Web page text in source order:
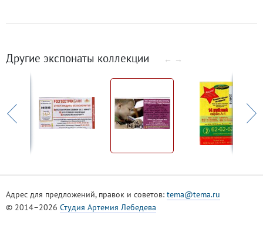
Другие экспонаты коллекции ← →
Адрес для предложений, правок и советов: tema@tema.ru
© 2014–2026 Студия Артемия Лебедева